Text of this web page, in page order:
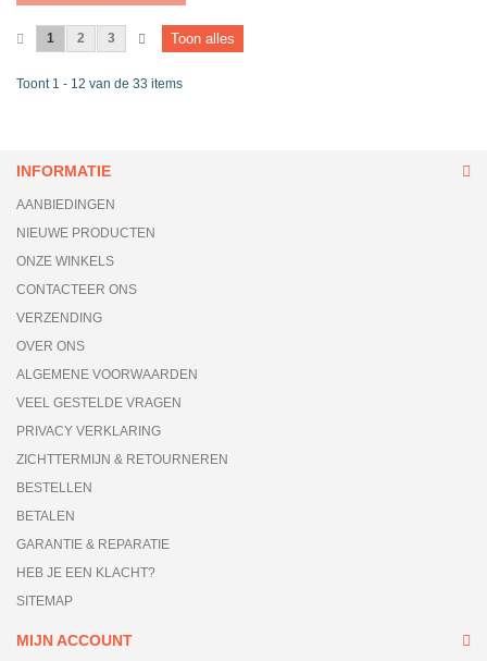
Toon alles
1 2 3
Toont 1 - 12 van de 33 items
INFORMATIE
AANBIEDINGEN
NIEUWE PRODUCTEN
ONZE WINKELS
CONTACTEER ONS
VERZENDING
OVER ONS
ALGEMENE VOORWAARDEN
VEEL GESTELDE VRAGEN
PRIVACY VERKLARING
ZICHTTERMIJN & RETOURNEREN
BESTELLEN
BETALEN
GARANTIE & REPARATIE
HEB JE EEN KLACHT?
SITEMAP
MIJN ACCOUNT